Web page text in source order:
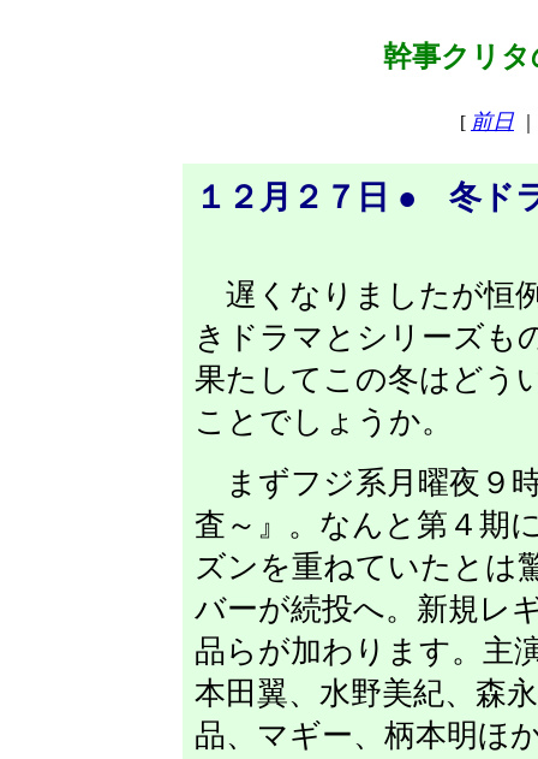
幹事クリタ
[ 前日
１２月２７日 ● 冬ド
遅くなりましたが恒
きドラマとシリーズも
果たしてこの冬はどう
ことでしょうか。
まずフジ系月曜夜９
査～』。なんと第４期
ズンを重ねていたとは
バーが続投へ。新規レ
品らが加わります。主
本田翼、水野美紀、森
品、マギー、柄本明ほ